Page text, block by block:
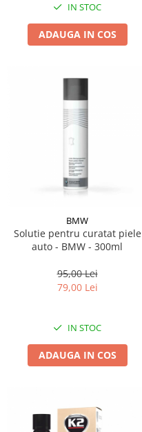
IN STOC
ADAUGA IN COS
BMW
Solutie pentru curatat piele
auto - BMW - 300ml
95,00 Lei
79,00 Lei
IN STOC
ADAUGA IN COS